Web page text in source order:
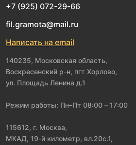
+7 (925) 072-29-66
fil.gramota@mail.ru
Написать на email
140235, Московская область,
Воскресенский р-н, пгт Хорлово,
ул. Площадь Ленина д.1
Режим работы: Пн–Пт 08:00 – 17:00
115612, г. Москва,
МКАД, 19-й километр, вл.20с.1,